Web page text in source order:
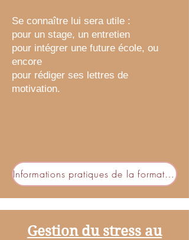
Se connaître lui sera utile :
pour un stage, un entretien
pour intégrer une future école, ou
encore
pour rédiger ses lettres de
motivation.
Informations pratiques de la formation
Gestion du stress au